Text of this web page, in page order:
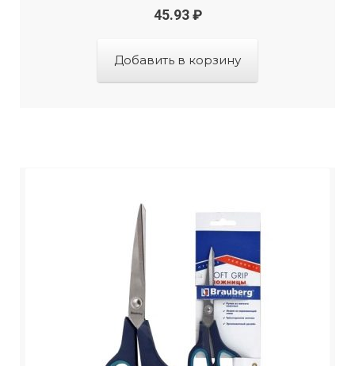
45.93 ₽
Добавить в корзину